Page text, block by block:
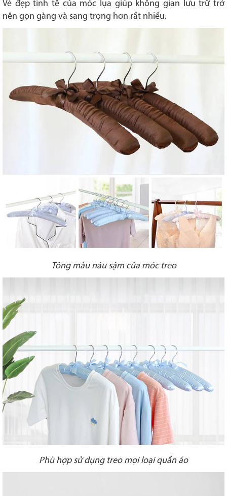
Vẻ đẹp tinh tế của móc lụa giúp không gian lưu trữ trở
nên gọn gàng và sang trọng hơn rất nhiều.
Tông màu nâu sậm của móc treo
Phù hợp sử dụng treo mọi loại quần áo